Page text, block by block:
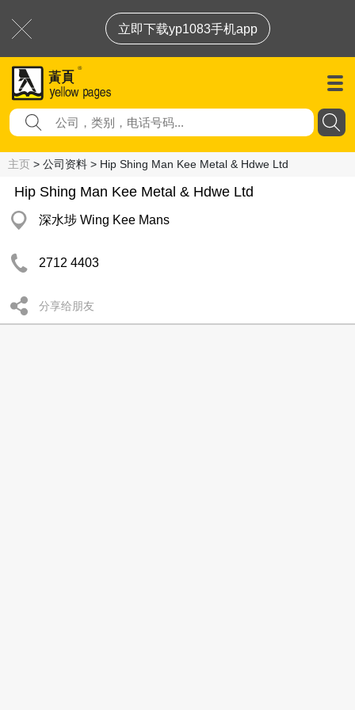
立即下载yp1083手机app
主页 > 公司资料 > Hip Shing Man Kee Metal & Hdwe Ltd
Hip Shing Man Kee Metal & Hdwe Ltd
深水埗 Wing Kee Mans
2712 4403
分享给朋友